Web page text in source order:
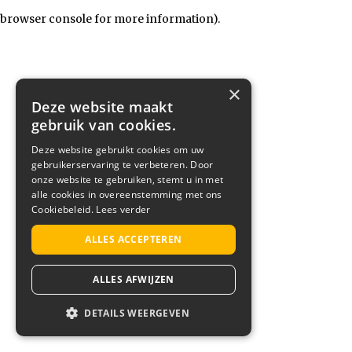
browser console for more information).
×
Deze website maakt
gebruik van cookies.
Deze website gebruikt cookies om uw
gebruikerservaring te verbeteren. Door
onze website te gebruiken, stemt u in met
alle cookies in overeenstemming met ons
Cookiebeleid. Lees verder
ALLES ACCEPTEREN
ALLES AFWIJZEN
DETAILS WEERGEVEN
STRIKT NOODZAKELIJK